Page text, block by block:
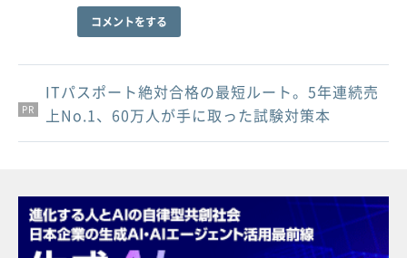
コメントをする
PR
PR
PR
ITパスポート絶対合格の最短ルート。5年連続売
上No.1、60万人が手に取った試験対策本